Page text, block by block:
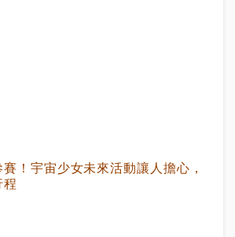
！宇宙少女未來活動讓人擔心，
程